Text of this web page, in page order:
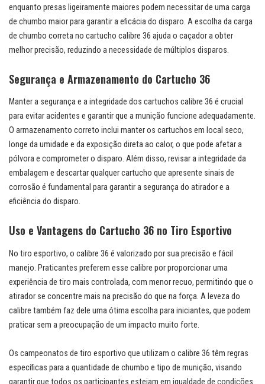
enquanto presas ligeiramente maiores podem necessitar de uma carga
de chumbo maior para garantir a eficácia do disparo. A escolha da carga
de chumbo correta no cartucho calibre 36 ajuda o caçador a obter
melhor precisão, reduzindo a necessidade de múltiplos disparos.
Segurança e Armazenamento do Cartucho 36
Manter a segurança e a integridade dos cartuchos calibre 36 é crucial
para evitar acidentes e garantir que a munição funcione adequadamente.
O armazenamento correto inclui manter os cartuchos em local seco,
longe da umidade e da exposição direta ao calor, o que pode afetar a
pólvora e comprometer o disparo. Além disso, revisar a integridade da
embalagem e descartar qualquer cartucho que apresente sinais de
corrosão é fundamental para garantir a segurança do atirador e a
eficiência do disparo.
Uso e Vantagens do Cartucho 36 no Tiro Esportivo
No tiro esportivo, o calibre 36 é valorizado por sua precisão e fácil
manejo. Praticantes preferem esse calibre por proporcionar uma
experiência de tiro mais controlada, com menor recuo, permitindo que o
atirador se concentre mais na precisão do que na força. A leveza do
calibre também faz dele uma ótima escolha para iniciantes, que podem
praticar sem a preocupação de um impacto muito forte.
Os campeonatos de tiro esportivo que utilizam o calibre 36 têm regras
específicas para a quantidade de chumbo e tipo de munição, visando
garantir que todos os participantes estejam em igualdade de condições.